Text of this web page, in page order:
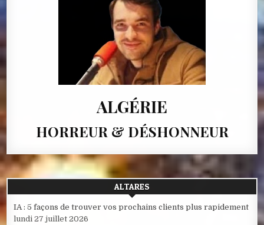
ALGÉRIE
HORREUR & DÉSHONNEUR
ALTARES
IA : 5 façons de trouver vos prochains clients plus rapidement
lundi 27 juillet 2026